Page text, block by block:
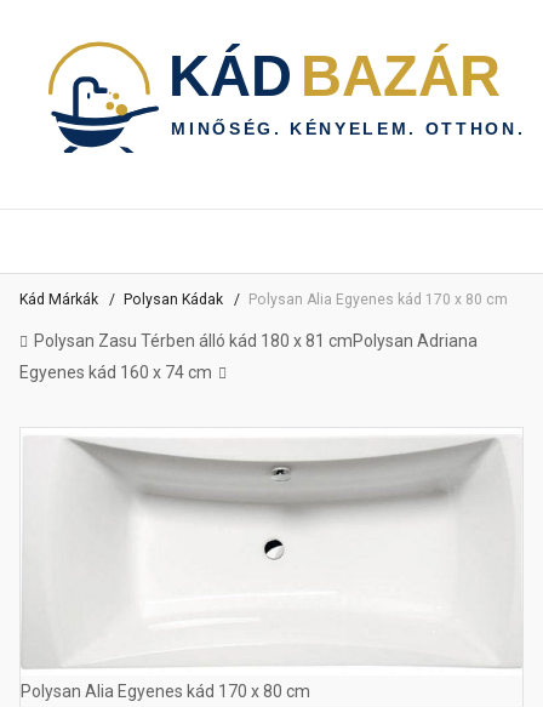
Kád Márkák Polysan Kádak Polysan Alia Egyenes kád 170 x 80 cm
Polysan Zasu Térben álló kád 180 x 81 cmPolysan Adriana
Egyenes kád 160 x 74 cm
Polysan Alia Egyenes kád 170 x 80 cm